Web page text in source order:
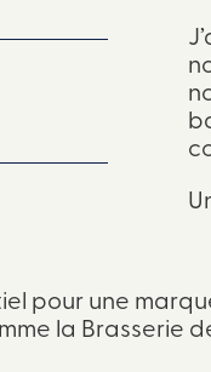
pour une
la Brasserie